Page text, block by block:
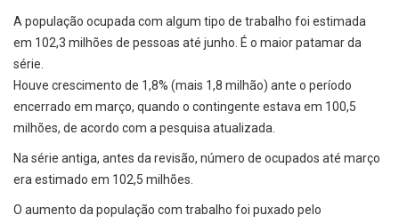
A população ocupada com algum tipo de trabalho foi estimada
em 102,3 milhões de pessoas até junho. É o maior patamar da
série.
Houve crescimento de 1,8% (mais 1,8 milhão) ante o período
encerrado em março, quando o contingente estava em 100,5
milhões, de acordo com a pesquisa atualizada.
Na série antiga, antes da revisão, número de ocupados até março
era estimado em 102,5 milhões.
O aumento da população com trabalho foi puxado pelo